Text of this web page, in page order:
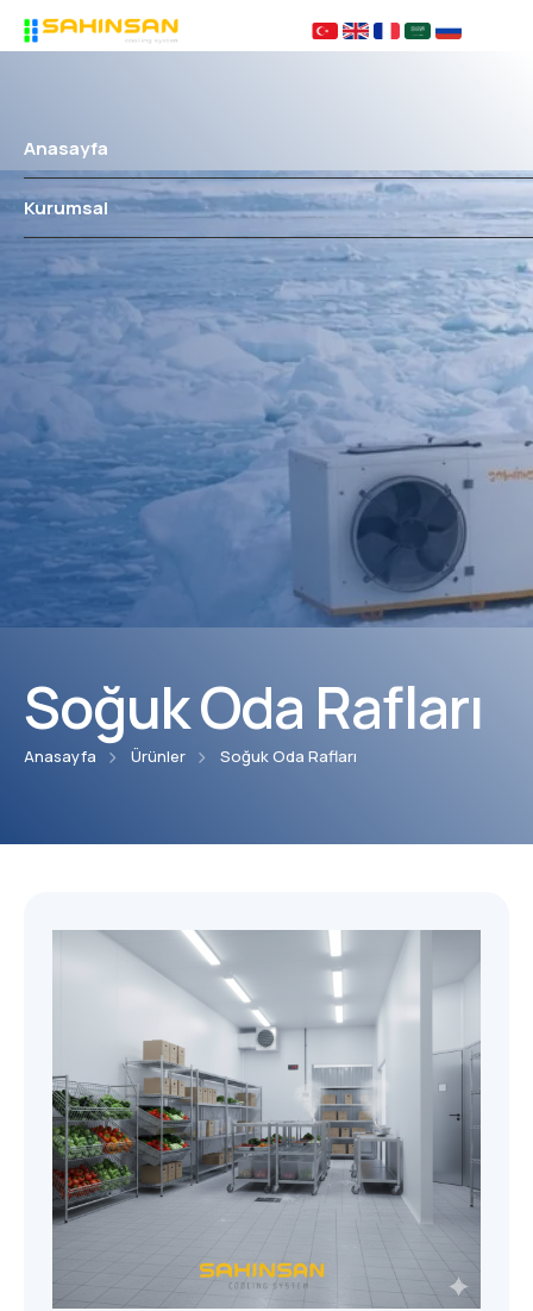
Anasayfa
Kurumsal
Hakkımızda
Çözüm Ortaklarımız
KVKK
Sıkça Sorulanlar
Ürünler
Faaliyet Alanları
Projeler
İndirmeler
Soğuk Oda Rafları
Anasayfa Ürünler Soğuk Oda Rafları